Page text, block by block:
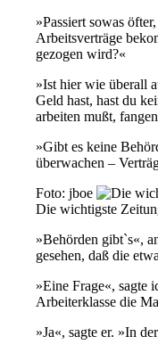
»Passiert sowas
Arbeitsverträge
gezogen wird?«
»Ist hier wie überall
Geld hast, hast du
arbeiten mußt,
»Gibt es keine
überwachen –
Foto: jboe
Die wichtigste
»Behörden gibt`s«,
gesehen, daß die
»Eine Frage«, sagte
Arbeiterklasse die
»Ja«, sagte er. »In